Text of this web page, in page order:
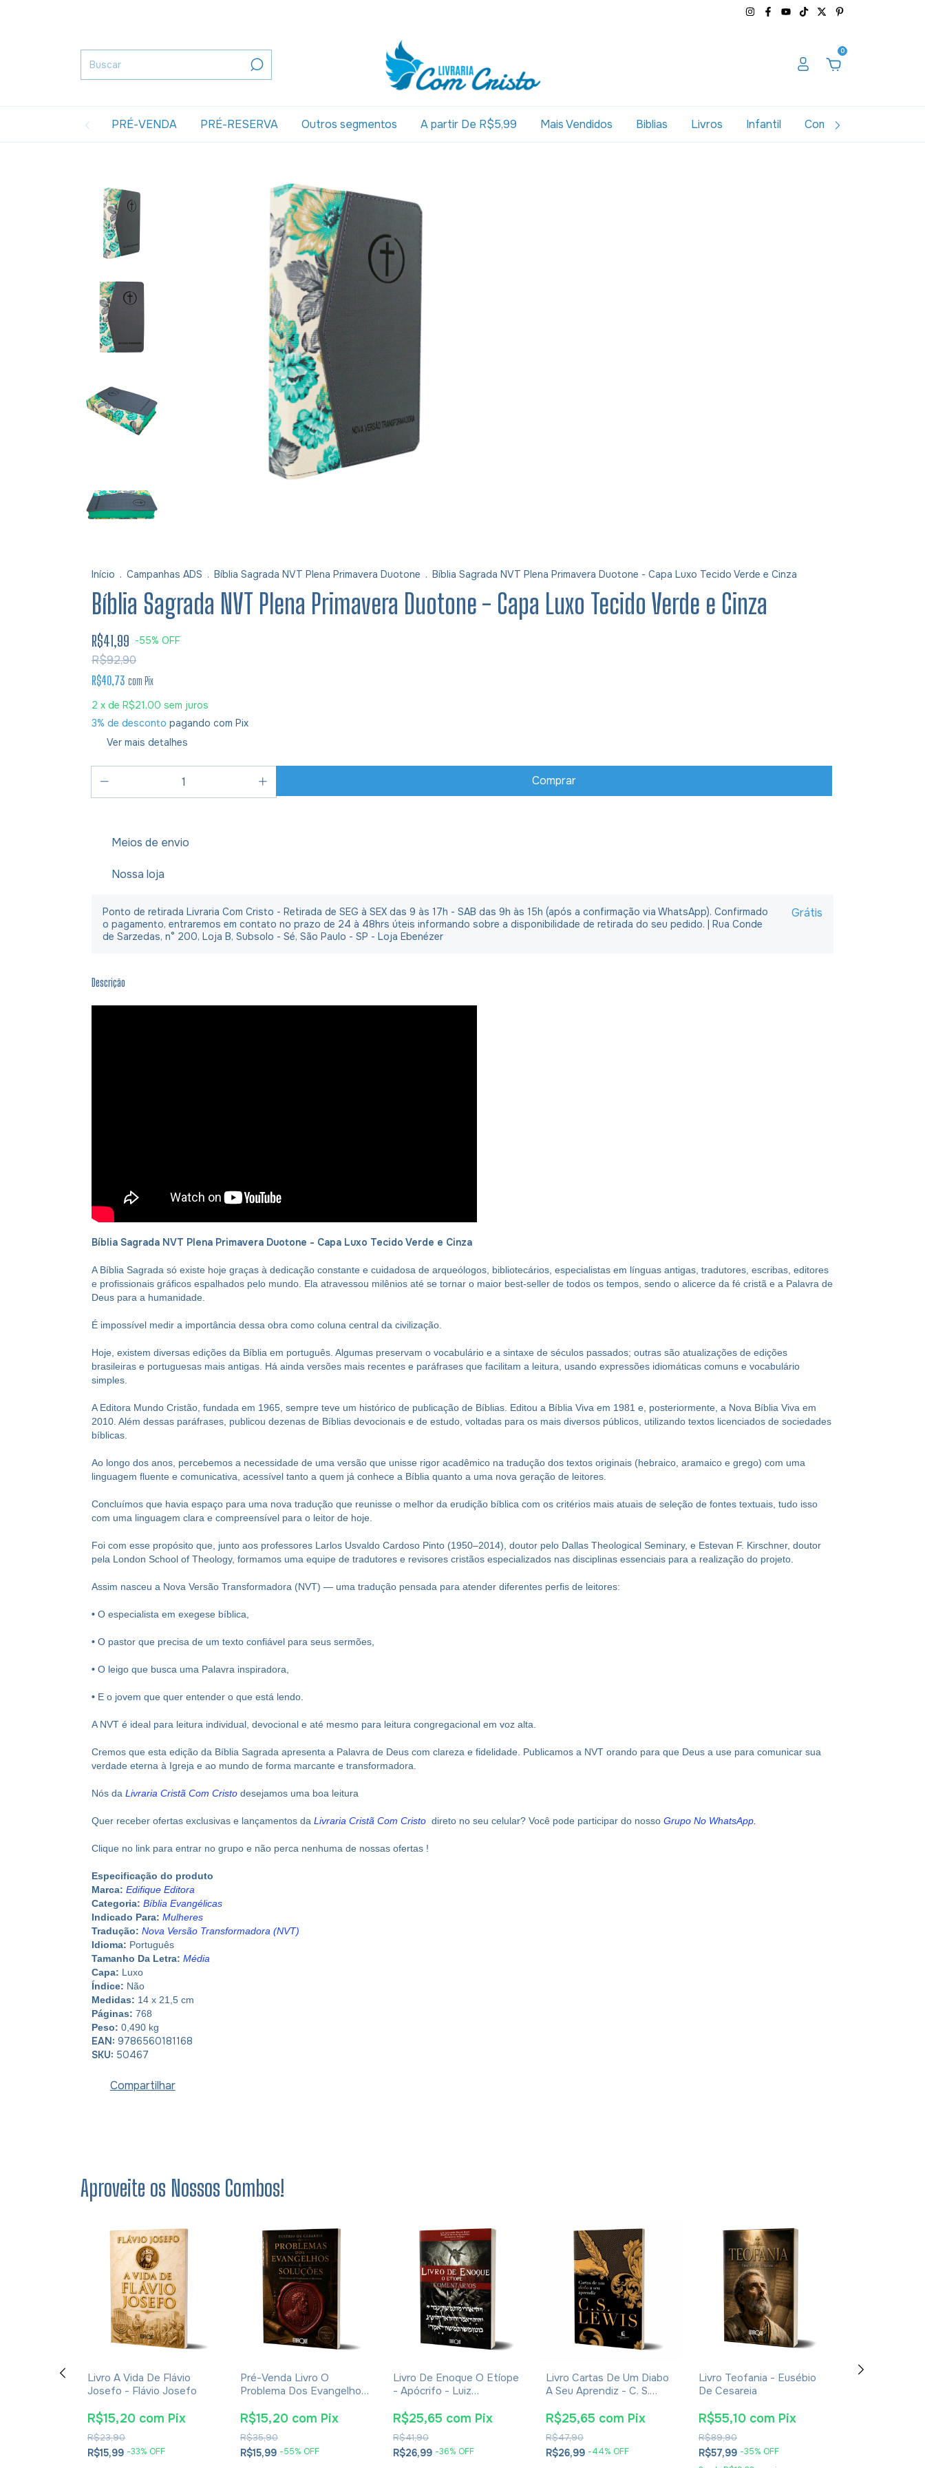
0
PRÉ-VENDA PRÉ-RESERVA Outros segmentos A partir De R$5,99 Mais Vendidos Biblias Livros Infantil Combos
Início . Campanhas ADS . Bíblia Sagrada NVT Plena Primavera Duotone . Bíblia Sagrada NVT Plena Primavera Duotone - Capa Luxo Tecido Verde e Cinza
Bíblia Sagrada NVT Plena Primavera Duotone - Capa Luxo Tecido Verde e Cinza
R$41,99 -55% OFF
R$92,90
R$40,73 com Pix
2 x de R$21,00 sem juros
3% de desconto pagando com Pix
Ver mais detalhes
Meios de envio
Nossa loja
Ponto de retirada Livraria Com Cristo - Retirada de SEG à SEX das 9 às 17h - SAB das 9h às 15h (após a confirmação via WhatsApp). Confirmado
o pagamento, entraremos em contato no prazo de 24 à 48hrs úteis informando sobre a disponibilidade de retirada do seu pedido. | Rua Conde
de Sarzedas, n° 200, Loja B, Subsolo - Sé, São Paulo - SP - Loja Ebenézer
Grátis
Descrição
Bíblia Sagrada NVT Plena Primavera Duotone - Capa Luxo Tecido Verde e Cinza
A Bíblia Sagrada só existe hoje graças à dedicação constante e cuidadosa de arqueólogos, bibliotecários, especialistas em línguas antigas, tradutores, escribas, editores
e profissionais gráficos espalhados pelo mundo. Ela atravessou milênios até se tornar o maior best-seller de todos os tempos, sendo o alicerce da fé cristã e a Palavra de
Deus para a humanidade.
É impossível medir a importância dessa obra como coluna central da civilização.
Hoje, existem diversas edições da Bíblia em português. Algumas preservam o vocabulário e a sintaxe de séculos passados; outras são atualizações de edições
brasileiras e portuguesas mais antigas. Há ainda versões mais recentes e paráfrases que facilitam a leitura, usando expressões idiomáticas comuns e vocabulário
simples.
A Editora Mundo Cristão, fundada em 1965, sempre teve um histórico de publicação de Bíblias. Editou a Bíblia Viva em 1981 e, posteriormente, a Nova Bíblia Viva em
2010. Além dessas paráfrases, publicou dezenas de Bíblias devocionais e de estudo, voltadas para os mais diversos públicos, utilizando textos licenciados de sociedades
bíblicas.
Ao longo dos anos, percebemos a necessidade de uma versão que unisse rigor acadêmico na tradução dos textos originais (hebraico, aramaico e grego) com uma
linguagem fluente e comunicativa, acessível tanto a quem já conhece a Bíblia quanto a uma nova geração de leitores.
Concluímos que havia espaço para uma nova tradução que reunisse o melhor da erudição bíblica com os critérios mais atuais de seleção de fontes textuais, tudo isso
com uma linguagem clara e compreensível para o leitor de hoje.
Foi com esse propósito que, junto aos professores Larlos Usvaldo Cardoso Pinto (1950–2014), doutor pelo Dallas Theological Seminary, e Estevan F. Kirschner, doutor
pela London School of Theology, formamos uma equipe de tradutores e revisores cristãos especializados nas disciplinas essenciais para a realização do projeto.
Assim nasceu a Nova Versão Transformadora (NVT) — uma tradução pensada para atender diferentes perfis de leitores:
• O especialista em exegese bíblica,
• O pastor que precisa de um texto confiável para seus sermões,
• O leigo que busca uma Palavra inspiradora,
• E o jovem que quer entender o que está lendo.
A NVT é ideal para leitura individual, devocional e até mesmo para leitura congregacional em voz alta.
Cremos que esta edição da Bíblia Sagrada apresenta a Palavra de Deus com clareza e fidelidade. Publicamos a NVT orando para que Deus a use para comunicar sua
verdade eterna à Igreja e ao mundo de forma marcante e transformadora.
Nós da Livraria Cristã Com Cristo desejamos uma boa leitura
Quer receber ofertas exclusivas e lançamentos da Livraria Cristã Com Cristo direto no seu celular? Você pode participar do nosso Grupo No WhatsApp
Clique no link para entrar no grupo e não perca nenhuma de nossas ofertas !
Especificação do produto
Marca: Edifique Editora
Categoria: Bíblia Evangélicas
Indicado Para: Mulheres
Tradução: Nova Versão Transformadora (NVT)
Idioma: Português
Tamanho Da Letra: Média
Capa: Luxo
Índice: Não
Medidas: 14 x 21,5 cm
Páginas: 768
Peso: 0,490 kg
EAN: 9786560181168
SKU: 50467
Compartilhar
Aproveite os Nossos Combos!
Livro A Vida De Flávio
Josefo - Flávio Josefo
R$15,99 -33% OFF
R$23,90
R$15,20 com Pix
Pré-Venda Livro O
Problema Dos Evangelhos
E Soluções- Eusébio De
Cesareia
R$15,99 -55% OFF
R$35,90
R$15,20 com Pix
Livro De Enoque O Etíope
- Apócrifo - Luiz
R$26,99 -36% OFF
R$41,90
R$25,65 com Pix
Livro Cartas De Um Diabo
A Seu Aprendiz - C. S.
R$26,99 -44% OFF
R$47,90
R$25,65 com Pix
Livro Teofania - Eusébio
De Cesareia
R$57,99 -35% OFF
R$89,90
R$55,10 com Pix
Pré-Venda